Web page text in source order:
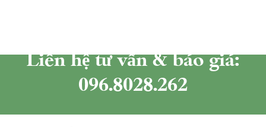
Liên hệ tư vấn & báo giá:
096.8028.262